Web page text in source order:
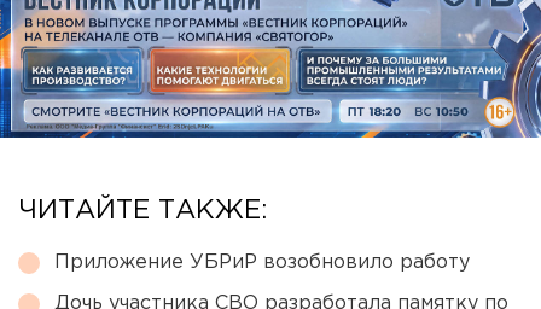
ЧИТАЙТЕ ТАКЖЕ:
Приложение УБРиР возобновило работу
Дочь участника СВО разработала памятку по